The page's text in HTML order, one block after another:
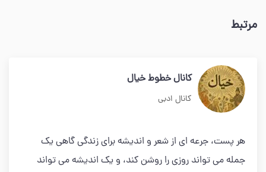
مرتبط
کانال خطوط خیال
کانال ادبی
هر پست، جرعه ای از شعر و اندیشه برای زندگی گاهی یک
جمله می تواند روزی را روشن کند، و یک اندیشه می تواند